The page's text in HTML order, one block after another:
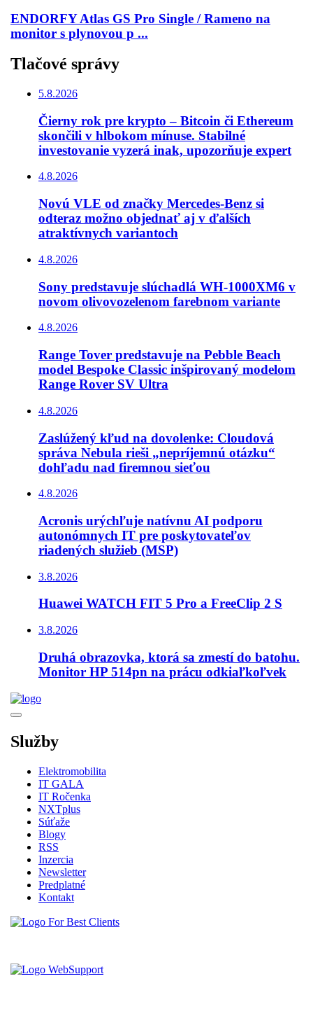
ENDORFY Atlas GS Pro Single / Rameno na
monitor s plynovou p ...
Tlačové správy
5.8.2026
Čierny rok pre krypto – Bitcoin či Ethereum
skončili v hlbokom mínuse. Stabilné
investovanie vyzerá inak, upozorňuje expert
4.8.2026
Novú VLE od značky Mercedes-Benz si
odteraz možno objednať aj v ďalších
atraktívnych variantoch
4.8.2026
Sony predstavuje slúchadlá WH-1000XM6 v
novom olivovozelenom farebnom variante
4.8.2026
Range Tover predstavuje na Pebble Beach
model Bespoke Classic inšpirovaný modelom
Range Rover SV Ultra
4.8.2026
Zaslúžený kľud na dovolenke: Cloudová
správa Nebula rieši „nepríjemnú otázku“
dohľadu nad firemnou sieťou
4.8.2026
Acronis urýchľuje natívnu AI podporu
autonómnych IT pre poskytovateľov
riadených služieb (MSP)
3.8.2026
Huawei WATCH FIT 5 Pro a FreeClip 2 S
3.8.2026
Druhá obrazovka, ktorá sa zmestí do batohu.
Monitor HP 514pn na prácu odkiaľkoľvek
Služby
Elektromobilita
IT GALA
IT Ročenka
NXTplus
Súťaže
Blogy
RSS
Inzercia
Newsletter
Predplatné
Kontakt